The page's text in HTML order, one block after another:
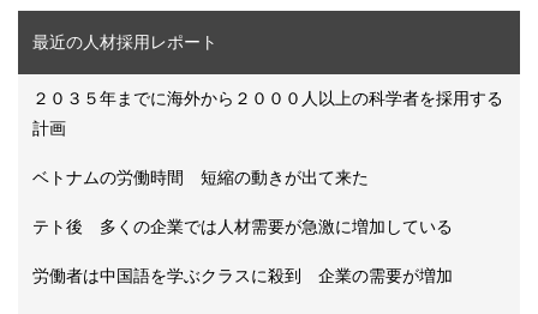
最近の人材採用レポート
２０３５年までに海外から２０００人以上の科学者を採用する
計画
ベトナムの労働時間 短縮の動きが出て来た
テト後 多くの企業では人材需要が急激に増加している
労働者は中国語を学ぶクラスに殺到 企業の需要が増加